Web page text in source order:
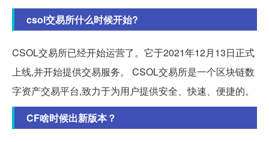
csol交易所什么时候开始?
CSOL交易所已经开始运营了。它于2021年12月13日正式
上线,并开始提供交易服务。 CSOL交易所是一个区块链数
字资产交易平台,致力于为用户提供安全、快速、便捷的。
CF啥时候出新版本？